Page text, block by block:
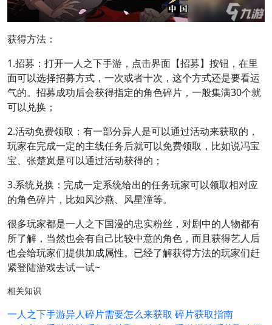
获得方法：
1.招募：打开一人之下手游，点击界面【招募】按钮，在里
面可以选择招募方式，一次或者十次，这个方式还是要看运
气的。招募成功后会获得指定的角色碎片，一般集满30个就
可以兑换；
2.活动免费领取：有一部分异人是可以通过活动来获取的，
玩家在完成一定的主线任务后就可以免费领取，比如说冯宝
宝、张楚岚是可以通过活动获得的；
3.系统兑换：完成一定系统给出的任务玩家可以领取相对应
的角色碎片，比如风沙燕、风星潼等。
很多玩家都是一人之下国漫的忠实粉丝，对剧中的人物都有
所了解，当然也会有自己比较中意的角色，而且获得艺人后
也会给玩家们提供加成属性。已经了解获得方法的玩家们赶
紧登陆游戏去试一试~
相关知识
一人之下手游异人碎片需要怎么来获取 碎片获取指南